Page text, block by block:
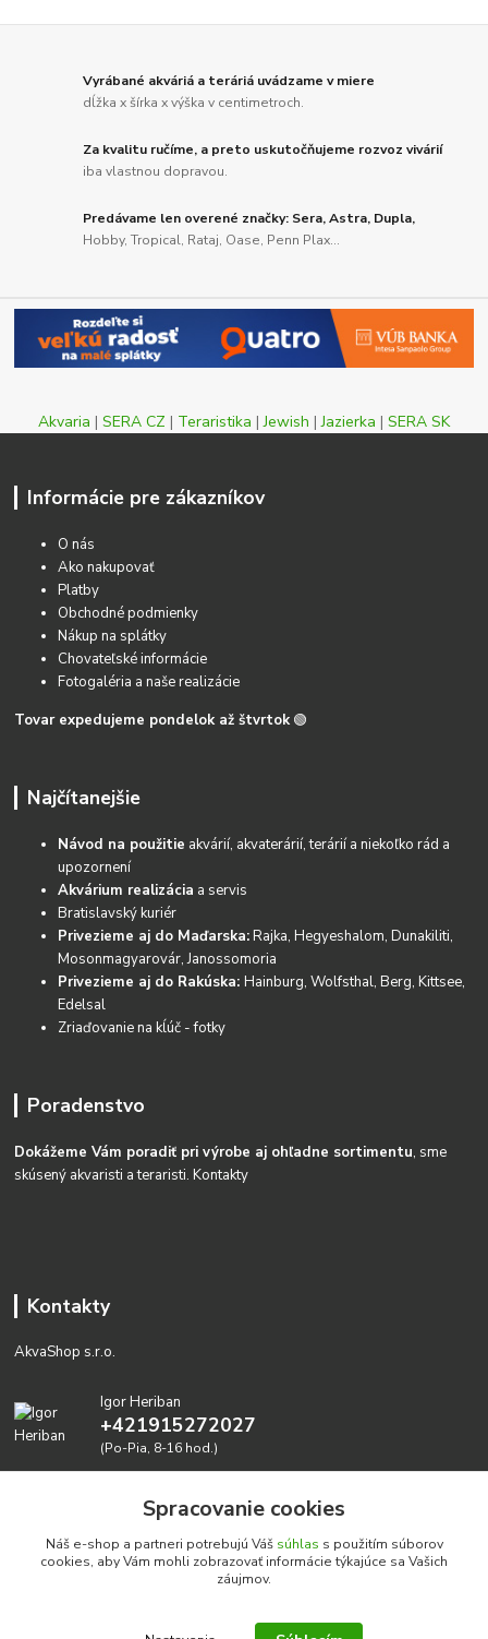
Vyrábané akváriá a teráriá uvádzame v miere
dĺžka x šírka x výška v centimetroch.
Za kvalitu ručíme, a preto uskutočňujeme rozvoz vivárií
iba vlastnou dopravou.
Predávame len overené značky: Sera, Astra, Dupla,
Hobby, Tropical, Rataj, Oase, Penn Plax...
Akvaria | SERA CZ | Teraristika |Jewish |Jazierka | SERA SK
Informácie pre zákazníkov
O nás
Ako nakupovať
Platby
Obchodné podmienky
Nákup na splátky
Chovateľské informácie
Fotogaléria a naše realizácie
Tovar expedujeme pondelok až štvrtok 🟢
Najčítanejšie
Návod na použitie akvárií, akvaterárií, terárií a niekoľko rád a
upozornení
Akvárium realizácia a servis
Bratislavský kuriér
Privezieme aj do Maďarska:Rajka, Hegyeshalom, Dunakiliti,
Mosonmagyarovár, Janossomoria
Privezieme aj do Rakúska:Hainburg, Wolfsthal, Berg, Kittsee,
Edelsal
Zriaďovanie na kĺúč - fotky
Poradenstvo
Dokážeme Vám poradiť pri výrobe aj ohľadne sortimentu, sme
skúsený akvaristi a teraristi.Kontakty
Kontakty
AkvaShop s.r.o.
Igor Heriban
+421915272027
(Po-Pia, 8-16 hod.)
Spracovanie cookies
Náš e-shop a partneri potrebujú Váš súhlas s použitím súborov
cookies, aby Vám mohli zobrazovať informácie týkajúce sa Vašich
záujmov.